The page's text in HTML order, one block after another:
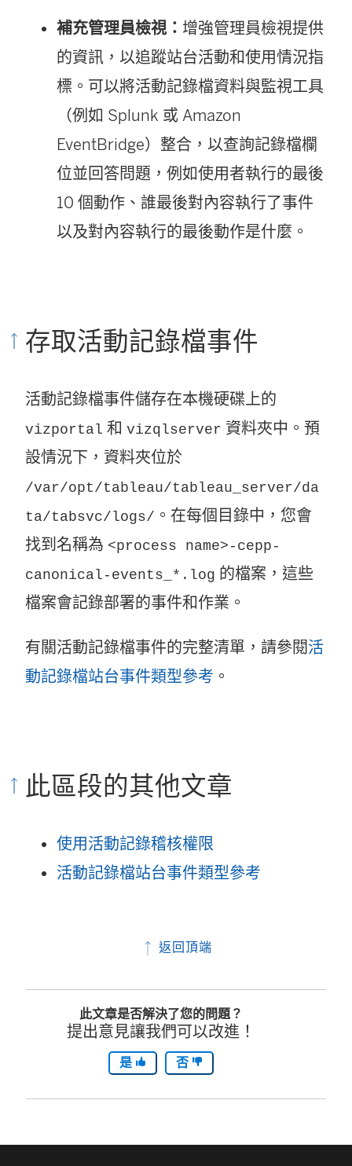
補充管理員檢視： 增強管理員檢視提供
的資訊，以追蹤站台活動和使用情況指
標。可以將活動記錄檔資料與監視工具
（例如 Splunk 或 Amazon
EventBridge）整合，以查詢記錄檔欄
位並回答問題，例如使用者執行的最後
10 個動作、誰最後對內容執行了事件
以及對內容執行的最後動作是什麼。
存取活動記錄檔事件
活動記錄檔事件儲存在本機硬碟上的
vizportal 和 vizqlserver 資料夾中。預
設情況下，資料夾位於
/var/opt/tableau/tableau_server/da
ta/tabsvc/logs/ 。在每個目錄中，您會
找到名稱為 <process name>-cepp-
canonical-events_*.log 的檔案，這些
檔案會記錄部署的事件和作業。
有關活動記錄檔事件的完整清單，請參閱活
動記錄檔站台事件類型參考 。
此區段的其他文章
使用活動記錄稽核權限
活動記錄檔站台事件類型參考
返回頂端
此文章是否解決了您的問題？
提出意見讓我們可以改進！
是 否